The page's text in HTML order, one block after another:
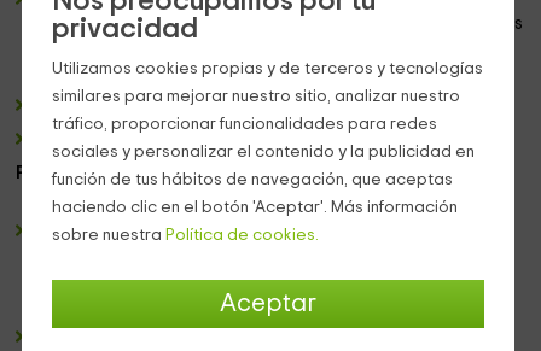
privacidad
Utilizamos cookies propias y de terceros y tecnologías
similares para mejorar nuestro sitio, analizar nuestro
tráfico, proporcionar funcionalidades para redes
sociales y personalizar el contenido y la publicidad en
función de tus hábitos de navegación, que aceptas
haciendo clic en el botón 'Aceptar'. Más información
sobre nuestra Política de cookies.
Aceptar
es el epicentro de la misma, sobre y bajo la cual disponéis
de todos los
campana extractora.
Mesa de comedor, situada junto a la cocina.
Primera planta:
3 dormitorios: todos ellos sondobles
abuhardillado. Mobiliario en el mismo material con
mesillas de noche y lámparas de luz cálida